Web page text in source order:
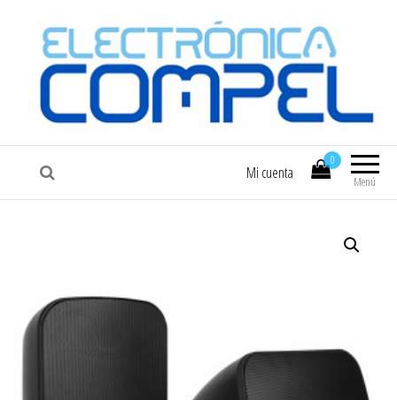
COMPEL Electrónica COMPEL
Menú
0
Mi cuenta